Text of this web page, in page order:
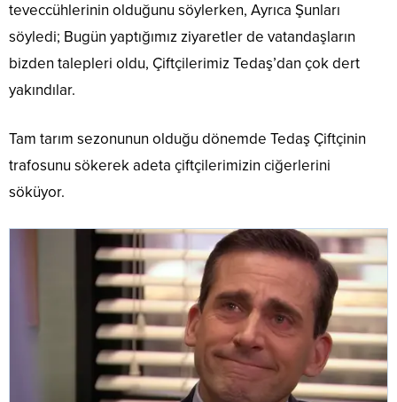
teveccühlerinin olduğunu söylerken, Ayrıca Şunları
söyledi; Bugün yaptığımız ziyaretler de vatandaşların
bizden talepleri oldu, Çiftçilerimiz Tedaş’dan çok dert
yakındılar.
Tam tarım sezonunun olduğu dönemde Tedaş Çiftçinin
trafosunu sökerek adeta çiftçilerimizin ciğerlerini
söküyor.